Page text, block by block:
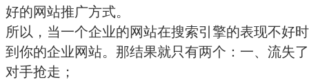
好的网站推广方式。
所以，当一个企业的网站在搜索引擎的表现不好
到你的企业网站。那结果就只有两个：一、流失
对手抢走；